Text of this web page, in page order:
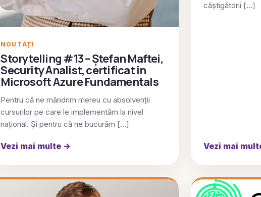
NOUTĂȚI
Storytelling #13 – Ștefan Maftei,
Security Analist, certificat in
Microsoft Azure Fundamentals
Pentru că ne mândrim mereu cu absolvenții
cursurilor pe care le implementăm la nivel
național. Și pentru că ne bucurăm […]
Vezi mai multe →
câștigătorii […]
Vezi mai